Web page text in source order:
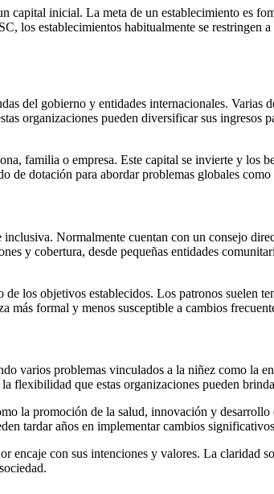
capital inicial. La meta de un establecimiento es
los establecimientos habitualmente se restringen
del gobierno y entidades internacionales. Varias
organizaciones pueden diversificar sus ingresos
familia o empresa. Este capital se invierte y los
dotación para abordar problemas globales
Normalmente cuentan con un consejo
y cobertura, desde pequeñas entidades
los objetivos establecidos. Los patronos suelen
más formal y menos susceptible a cambios
varios problemas vinculados a la niñez como la
flexibilidad que estas organizaciones pueden
la promoción de la salud, innovación y
tardar años en implementar cambios
encaje con sus intenciones y valores. La claridad